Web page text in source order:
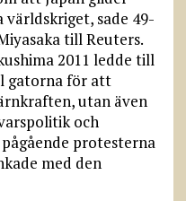
sade 49-
till Reuters.
2011 ledde till
gatorna för att
utan även
och
protesterna
med den